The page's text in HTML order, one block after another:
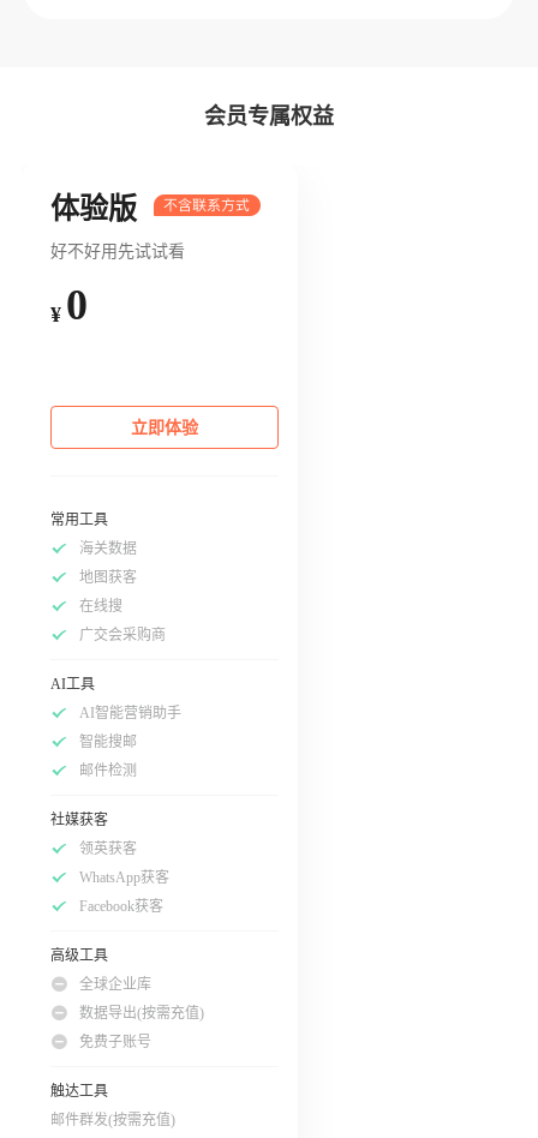
会员专属权益
体验版
好不好用先试试看
¥ 0
立即体验
常用工具
海关数据
地图获客
在线搜
广交会采购商
AI工具
AI智能营销助手
智能搜邮
邮件检测
社媒获客
领英获客
WhatsApp获客
Facebook获客
高级工具
全球企业库
数据导出(按需充值)
免费子账号
触达工具
邮件群发(按需充值)